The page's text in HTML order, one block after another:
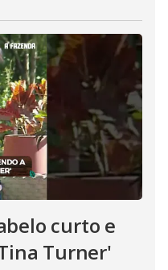
curto e
Turner'